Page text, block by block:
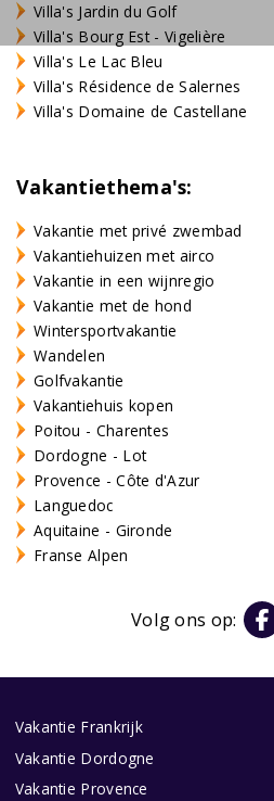
Villa's Jardin du Golf
Villa's Bourg Est - Vigelière
Villa's Le Lac Bleu
Villa's Résidence de Salernes
Villa's Domaine de Castellane
Vakantiethema's:
Vakantie met privé zwembad
Vakantiehuizen met airco
Vakantie in een wijnregio
Vakantie met de hond
Wintersportvakantie
Wandelen
Golfvakantie
Vakantiehuis kopen
Poitou - Charentes
Dordogne - Lot
Provence - Côte d'Azur
Languedoc
Aquitaine - Gironde
Franse Alpen
Volg ons op:
Vakantie Frankrijk
Vakantie Dordogne
Vakantie Provence